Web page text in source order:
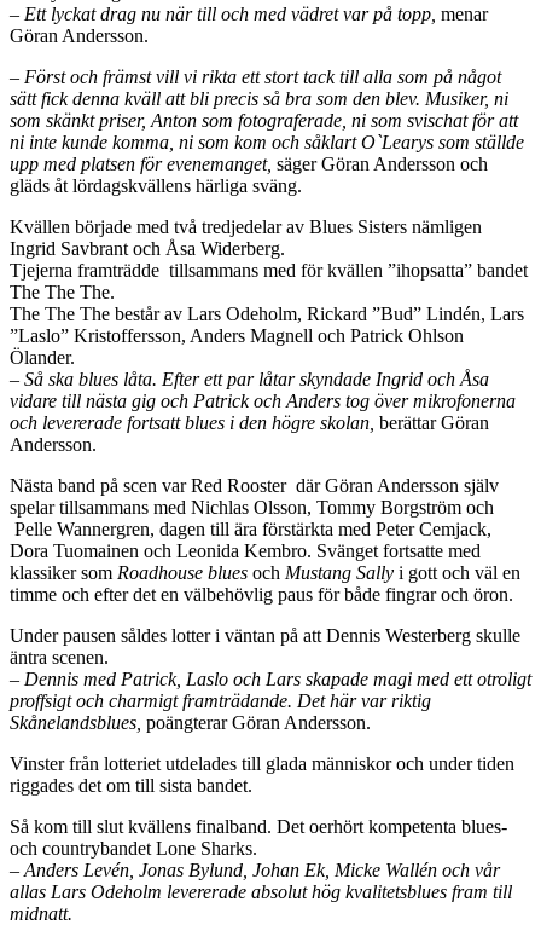
– Ett lyckat drag nu när till och med vädret var på topp, menar
Göran Andersson.
– Först och främst vill vi rikta ett stort tack till alla som på något
sätt fick denna kväll att bli precis så bra som den blev. Musiker, ni
som skänkt priser, Anton som fotograferade, ni som svischat för att
ni inte kunde komma, ni som kom och såklart O`Learys som ställde
upp med platsen för evenemanget, säger Göran Andersson och
gläds åt lördagskvällens härliga sväng.
Kvällen började med två tredjedelar av Blues Sisters nämligen
Ingrid Savbrant och Åsa Widerberg.
Tjejerna framträdde tillsammans med för kvällen ”ihopsatta” bandet
The The The.
The The The består av Lars Odeholm, Rickard ”Bud” Lindén, Lars
”Laslo” Kristoffersson, Anders Magnell och Patrick Ohlson
Ölander.
– Så ska blues låta. Efter ett par låtar skyndade Ingrid och Åsa
vidare till nästa gig och Patrick och Anders tog över mikrofonerna
och levererade fortsatt blues i den högre skolan, berättar Göran
Andersson.
Nästa band på scen var Red Rooster där Göran Andersson själv
spelar tillsammans med Nichlas Olsson, Tommy Borgström och
Pelle Wannergren, dagen till ära förstärkta med Peter Cemjack,
Dora Tuomainen och Leonida Kembro. Svänget fortsatte med
klassiker som Roadhouse blues och Mustang Sally i gott och väl en
timme och efter det en välbehövlig paus för både fingrar och öron.
Under pausen såldes lotter i väntan på att Dennis Westerberg skulle
äntra scenen.
– Dennis med Patrick, Laslo och Lars skapade magi med ett otroligt
proffsigt och charmigt framträdande. Det här var riktig
Skånelandsblues, poängterar Göran Andersson.
Vinster från lotteriet utdelades till glada människor och under tiden
riggades det om till sista bandet.
Så kom till slut kvällens finalband. Det oerhört kompetenta blues-
och countrybandet Lone Sharks.
– Anders Levén, Jonas Bylund, Johan Ek, Micke Wallén och vår
allas Lars Odeholm levererade absolut hög kvalitetsblues fram till
midnatt.